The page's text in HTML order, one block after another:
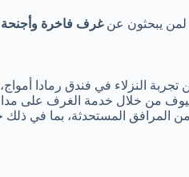
لمن يبحثون عنغرف فاخرة وأجنحة
تجربة النزلاء في فندق رمادا
من خلال خدمة الغرف على مدار
المرافق المستحدثة، بما في